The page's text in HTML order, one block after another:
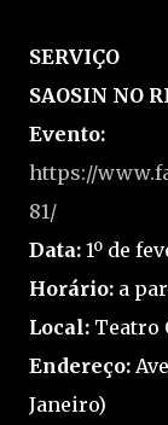
SERVIÇO
SAOSIN NO
Evento:
https://
81/
Data: 1º de
Horário: a
Local: Teatro
Endereço:
Janeiro)